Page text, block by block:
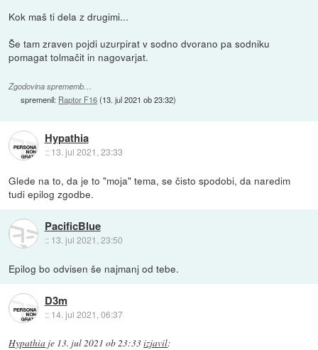
Kok maš ti dela z drugimi...
Še tam zraven pojdi uzurpirat v sodno dvorano pa sodniku
pomagat tolmačit in nagovarjat.
Zgodovina sprememb…
spremenil: Raptor F16(13. jul 2021 ob 23:32)
Hypathia
:: 13. jul 2021, 23:33
Glede na to, da je to "moja" tema, se čisto spodobi, da naredim
tudi epilog zgodbe.
PacificBlue
:: 13. jul 2021, 23:50
Epilog bo odvisen še najmanj od tebe.
D3m
:: 14. jul 2021, 06:37
Hypathia je 13. jul 2021 ob 23:33izjavil: